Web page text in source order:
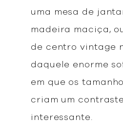
uma mesa de
madeira maciça,
de centro vintage
daquele enorme
em que os
criam um contraste
interessante.